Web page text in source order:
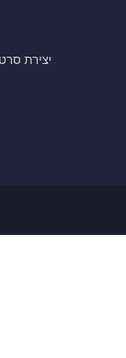
יצירת